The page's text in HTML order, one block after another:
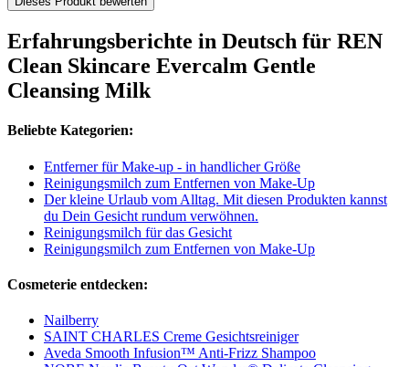
Erfahrungsberichte in Deutsch für REN
Clean Skincare Evercalm Gentle
Cleansing Milk
Beliebte Kategorien:
Entferner für Make-up - in handlicher Größe
Reinigungsmilch zum Entfernen von Make-Up
Der kleine Urlaub vom Alltag. Mit diesen Produkten kannst
du Dein Gesicht rundum verwöhnen.
Reinigungsmilch für das Gesicht
Reinigungsmilch zum Entfernen von Make-Up
Cosmeterie entdecken:
Nailberry
SAINT CHARLES Creme Gesichtsreiniger
Aveda Smooth Infusion™ Anti-Frizz Shampoo